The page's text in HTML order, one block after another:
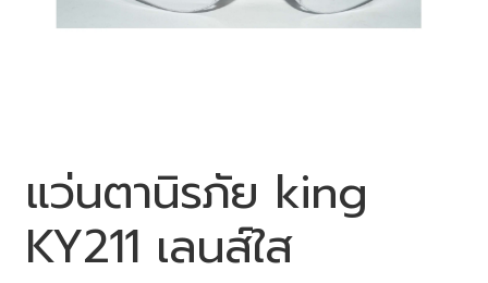
แว่นตานิรภัย king
KY211 เลนส์ใส